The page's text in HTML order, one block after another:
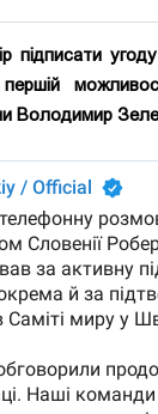
підписати
Володимир